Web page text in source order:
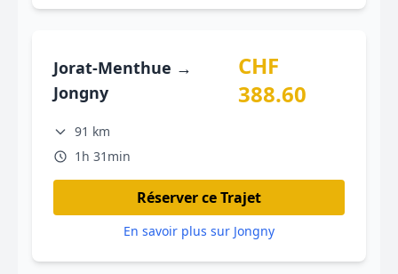
Jorat-Menthue →
Jongny
CHF
388.60
91 km
1h 31min
Réserver ce Trajet
En savoir plus sur Jongny